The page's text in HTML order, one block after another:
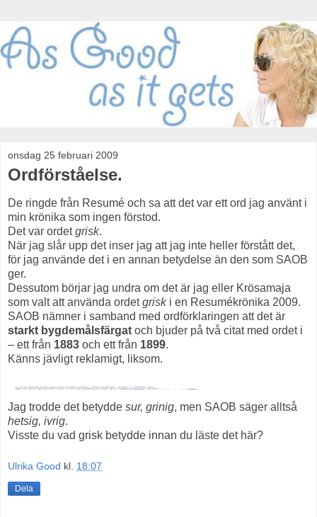
onsdag 25 februari 2009
Ordförståelse.
De ringde från Resumé och sa att det var ett ord jag använt i
min krönika som ingen förstod.
Det var ordetgrisk.
När jag slår upp det inser jag att jag inte heller förstått det,
för jag använde det i en annan betydelse än den som SAOB
ger.
Dessutom börjar jag undra om det är jag eller Krösamaja
som valt att använda ordetgriski en Resumékrönika 2009.
SAOB nämner i samband med ordförklaringen att det är
starkt bygdemålsfärgat och bjuder på två citat med ordet i
– ett från 1883 och ett från 1899.
Känns jävligt reklamigt, liksom.
Jag trodde det betydde sur, grinig, men SAOB säger alltså
hetsig, ivrig.
Visste du vad grisk betydde innan du läste det här?
Ulrika Good kl. 18:07
Dela